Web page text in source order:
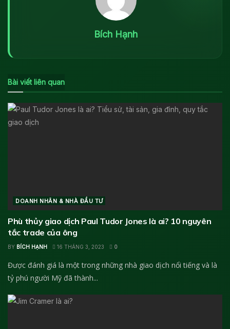
Bích Hạnh
Bài viết liên quan
DOANH NHÂN & NHÀ ĐẦU TƯ
Phù thủy giao dịch Paul Tudor Jones là ai? 10 nguyên
tắc trade của ông
BY BÍCH HẠNH 16 THÁNG 3, 2023 0
Được đánh giá là một trong những nhà giao dịch nổi tiếng và là
tỷ phú người Mỹ đã thành...